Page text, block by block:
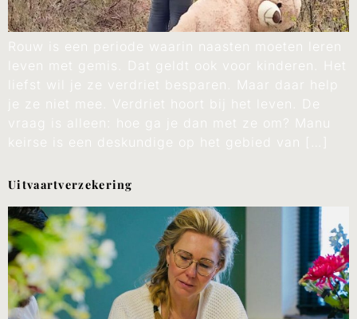
Rouw is een periode waarin naasten moeten leren
leven met gemis. Dat geldt ook voor kinderen. Het
liefst wil je ze verdriet besparen. Maar daar help
je ze niet mee. Verdriet hoort bij het leven. De
vraag is alleen: hoe ga je dan met ze om? Manu
keirse is een deskundige op het gebied van […]
Uitvaartverzekering